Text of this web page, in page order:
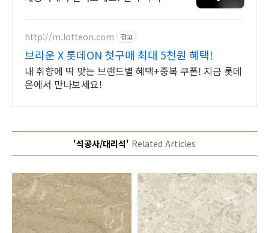
http://m.lotteon.com 광고
브라운 X 롯데ON 첫구매 최대 5천원 혜택!
내 취향에 딱 맞는 브랜드별 혜택+중복 쿠폰! 지금 롯데
온에서 만나보세요!
'석공사/대리석' Related Articles